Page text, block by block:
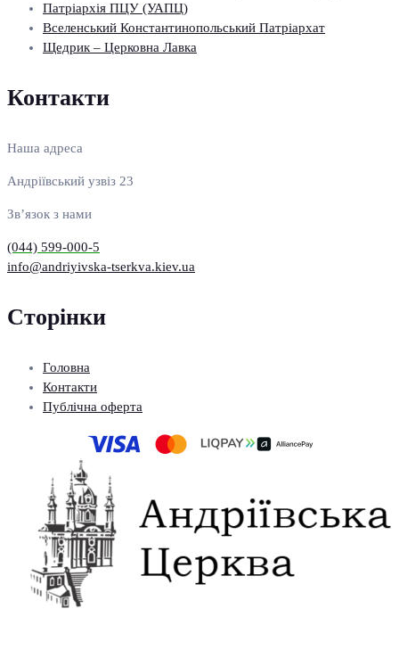
Патріархія ПЦУ (УАПЦ)
Вселенський Константинопольський Патріархат
Щедрик – Церковна Лавка
Контакти
Наша адреса
Андріївський узвіз 23
Зв’язок з нами
(044) 599-000-5
info@andriyivska-tserkva.kiev.ua
Сторінки
Головна
Контакти
Публічна оферта